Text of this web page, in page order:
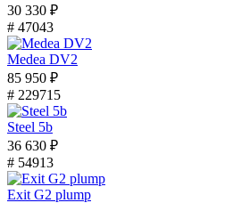
30 330 ₽
# 47043
Medea DV2
85 950 ₽
# 229715
Steel 5b
36 630 ₽
# 54913
Exit G2 plump